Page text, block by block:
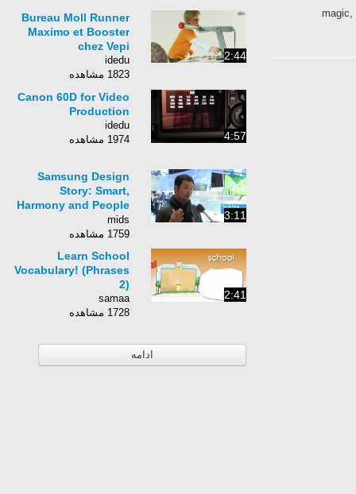
2:44
Bureau Moll Runner
Maximo et Booster
chez Vepi
idedu
1823 مشاهده
4:57
Canon 60D for Video
Production
idedu
1974 مشاهده
3:11
Samsung Design
Story: Smart,
Harmony and People
@ CES 2013
mids
1759 مشاهده
2:41
Learn School
Vocabulary! (Phrases
2)
samaa
1728 مشاهده
ادامه